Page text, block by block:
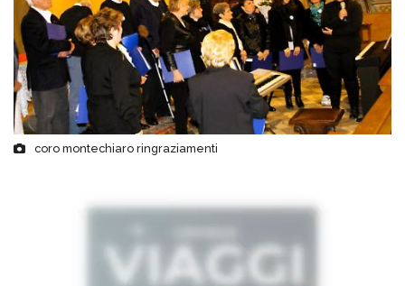
coro montechiaro ringraziamenti